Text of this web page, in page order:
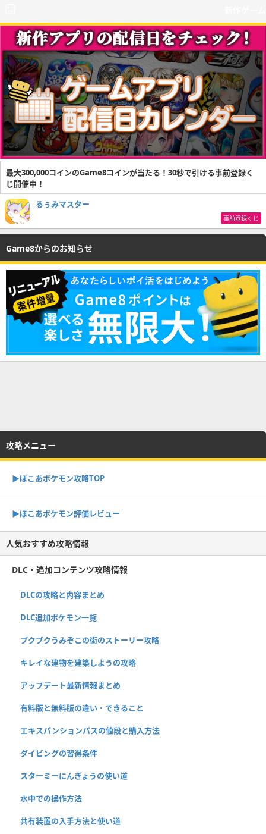
最大300,000コインのGame8コインが当たる！30秒で引ける事前登録く
じ開催中！
るぅみマスター
事前登録くじ
Game8からのお知らせ
攻略メニュー
▶︎ぽこあポケモン攻略TOP
▶︎ぽこあポケモン評価レビュー
人気おすすめ攻略情報
DLC・追加コンテンツ攻略情報
DLCの攻略と内容まとめ
DLC追加ポケモン一覧
ブクブクうみぞこの街のストーリー攻略
キレイな建物を建築しようの攻略
アップデート最新情報まとめ
有料版と無料版の違い・できること
エキスパンションパスの値段と購入方法
ダイビングの習得条件
スターミーにんぎょうの使い道
水中での操作方法
共有装置の入手方法と使い道